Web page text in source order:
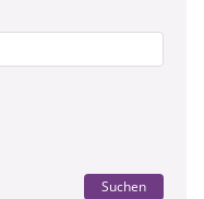
Suchen